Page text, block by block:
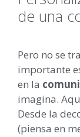
de una
Pero no se
importante
en la
imagina.
Desde la
(piensa en